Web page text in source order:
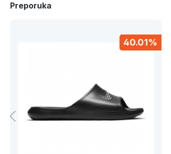
Preporuka
40.01%